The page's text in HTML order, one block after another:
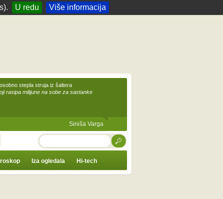
U redu Više informacija
stepla struja iz šaltera
rasipa milijune na sobe za sastanke
Siniša Varga
TRAŽI
Iza ogledala Hi-tech